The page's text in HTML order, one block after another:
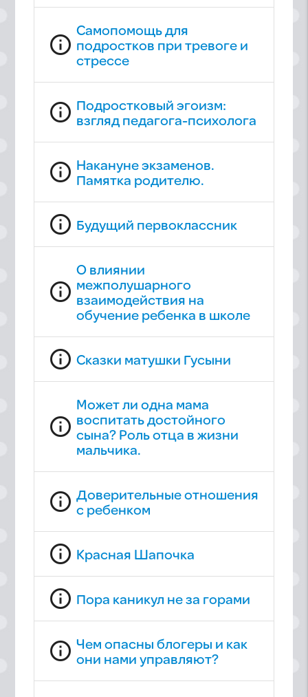
info_outline
Самопомощь для
подростков при тревоге и
стрессе
info_outline Подростковый эгоизм:
взгляд педагога-психолога
info_outline Накануне экзаменов.
Памятка родителю.
info_outline Будущий первоклассник
info_outline
О влиянии
межполушарного
взаимодействия на
обучение ребенка в школе
info_outline Сказки матушки Гусыни
info_outline
Может ли одна мама
воспитать достойного
сына? Роль отца в жизни
мальчика.
info_outline Доверительные отношения
с ребенком
info_outline Красная Шапочка
info_outline Пора каникул не за горами
info_outline Чем опасны блогеры и как
они нами управляют?